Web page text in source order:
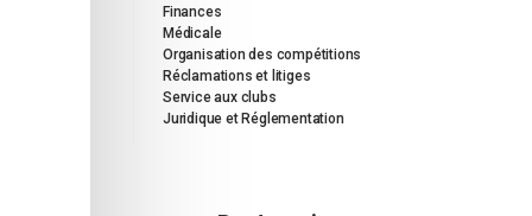
Finances
Médicale
Organisation des compétitions
Réclamations et litiges
Service aux clubs
Juridique et Réglementation